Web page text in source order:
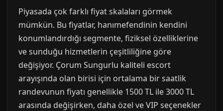
Piyasada çok farklı fiyat skalaları görmek
mümkün. Bu fiyatlar, hanımefendinin kendini
konumlandırdığı segmente, fiziksel özelliklerine
ve sunduğu hizmetlerin çeşitliliğine göre
değişiyor. Çorum Sungurlu kaliteli escort
arayışında olan birisi için ortalama bir saatlik
randevunun fiyatı genellikle 1500 TL ile 3000 TL
arasında değişirken, daha özel ve VIP seçenekler